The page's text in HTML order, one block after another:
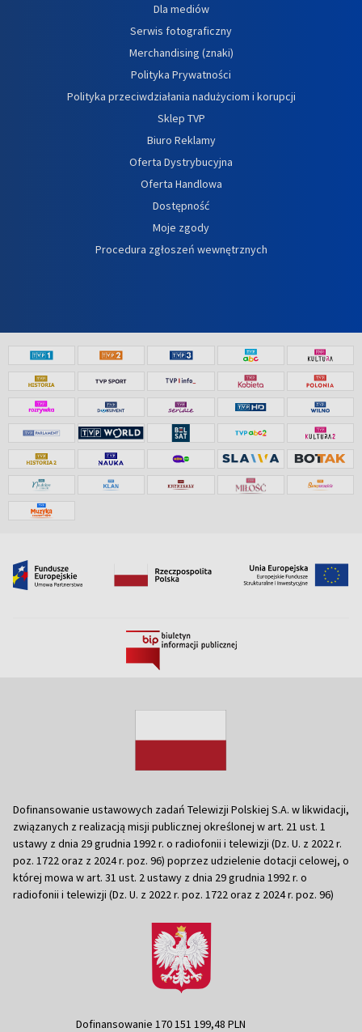
Dla mediów
Serwis fotograficzny
Merchandising (znaki)
Polityka Prywatności
Polityka przeciwdziałania nadużyciom i korupcji
Sklep TVP
Biuro Reklamy
Oferta Dystrybucyjna
Oferta Handlowa
Dostępność
Moje zgody
Procedura zgłoszeń wewnętrznych
Dofinansowanie ustawowych zadań Telewizji Polskiej S.A. w likwidacji,
związanych z realizacją misji publicznej określonej w art. 21 ust. 1
ustawy z dnia 29 grudnia 1992 r. o radiofonii i telewizji (Dz. U. z 2022 r.
poz. 1722 oraz z 2024 r. poz. 96) poprzez udzielenie dotacji celowej, o
której mowa w art. 31 ust. 2 ustawy z dnia 29 grudnia 1992 r. o
radiofonii i telewizji (Dz. U. z 2022 r. poz. 1722 oraz z 2024 r. poz. 96)
Dofinansowanie 170 151 199,48 PLN